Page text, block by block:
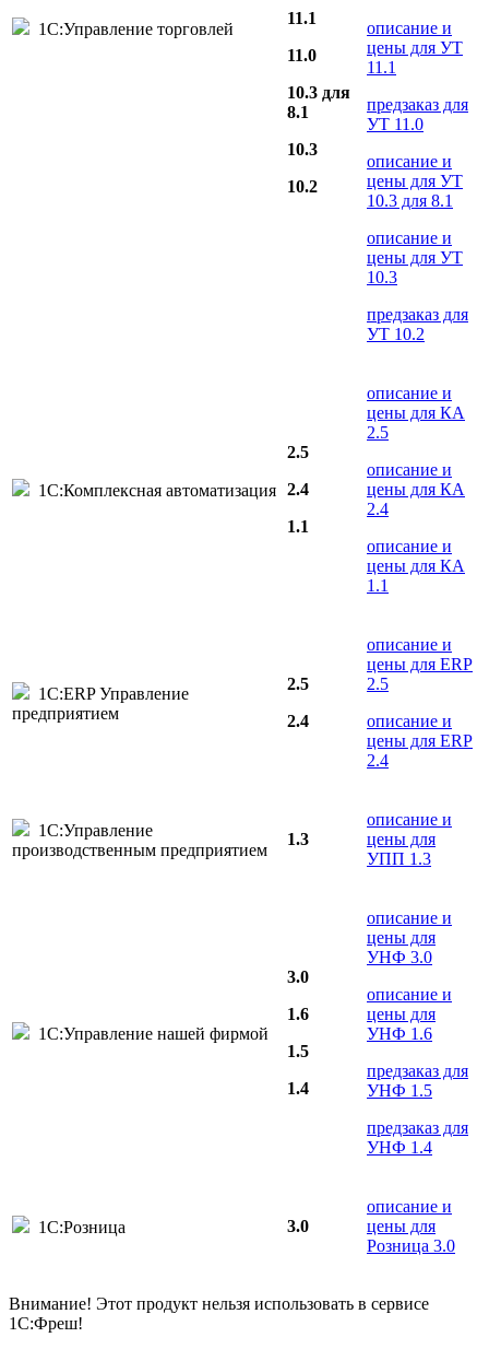
1С:Управление торговлей
11.1
11.0
10.3 для
8.1
10.3
10.2
описание и
цены для УТ
11.1
предзаказ для
УТ 11.0
описание и
цены для УТ
10.3 для 8.1
описание и
цены для УТ
10.3
предзаказ для
УТ 10.2
1С:Комплексная автоматизация
2.5
2.4
1.1
описание и
цены для КА
2.5
описание и
цены для КА
2.4
описание и
цены для КА
1.1
1С:ERP Управление
предприятием
2.5
2.4
описание и
цены для ERP
2.5
описание и
цены для ERP
2.4
1С:Управление
производственным предприятием
1.3
описание и
цены для
УПП 1.3
1С:Управление нашей фирмой
3.0
1.6
1.5
1.4
описание и
цены для
УНФ 3.0
описание и
цены для
УНФ 1.6
предзаказ для
УНФ 1.5
предзаказ для
УНФ 1.4
1С:Розница 3.0
описание и
цены для
Розница 3.0
Внимание! Этот продукт нельзя использовать в сервисе
1С:Фреш!